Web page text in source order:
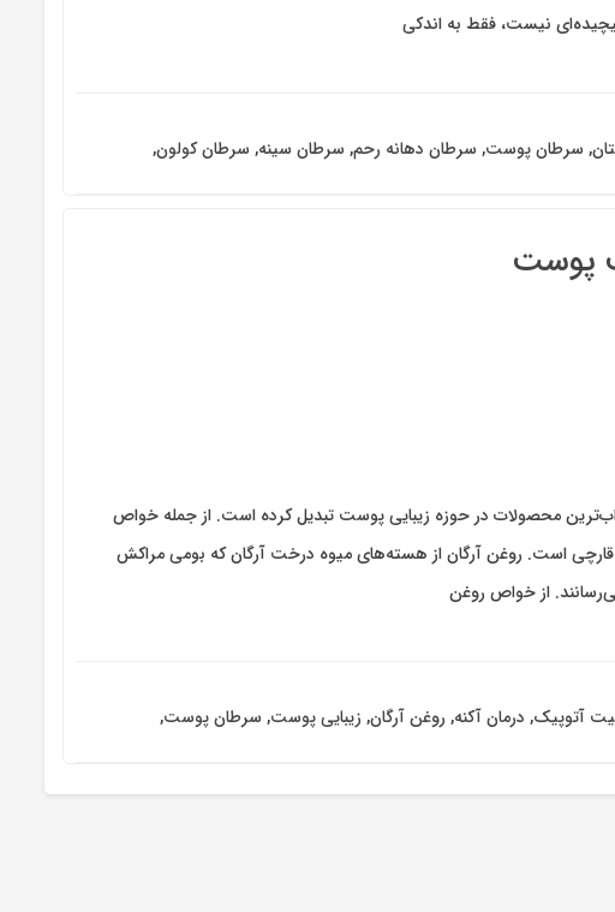
نیست، فقط به اندکی
, سرطان پوست, سرطان دهانه رحم, سرطان سینه, سرطان کولون,
پوست
محصولات در حوزه زیبایی پوست تبدیل کرده است. از جمله خواص
است. روغن آرگان از هسته‌های میوه درخت آرگان که بومی مراکش
از خواص روغن
آتوپیک, درمان آکنه, روغن آرگان, زیبایی پوست, سرطان پوست,